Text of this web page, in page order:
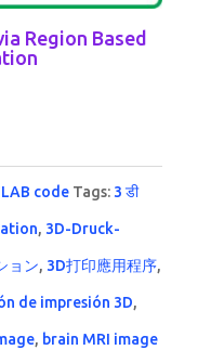
Region Based
code Tags: 3 डी
, 3D-Druck-
ョン, 3D打印應用程序,
de impresión 3D,
, brain MRI image